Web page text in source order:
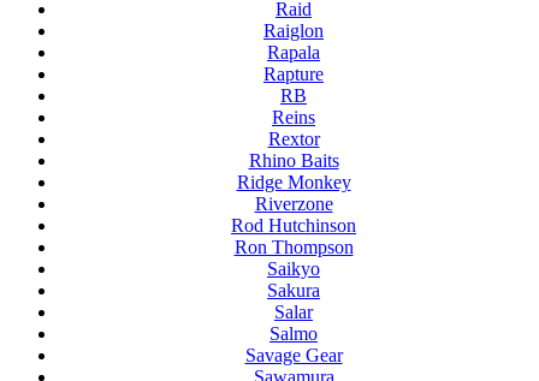
Raid
Raiglon
Rapala
Rapture
RB
Reins
Rextor
Rhino Baits
Ridge Monkey
Riverzone
Rod Hutchinson
Ron Thompson
Saikyo
Sakura
Salar
Salmo
Savage Gear